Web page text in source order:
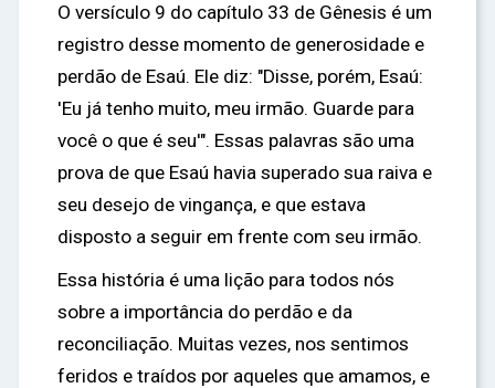
O versículo 9 do capítulo 33 de Gênesis é um
registro desse momento de generosidade e
perdão de Esaú. Ele diz: "Disse, porém, Esaú:
'Eu já tenho muito, meu irmão. Guarde para
você o que é seu'". Essas palavras são uma
prova de que Esaú havia superado sua raiva e
seu desejo de vingança, e que estava
disposto a seguir em frente com seu irmão.
Essa história é uma lição para todos nós
sobre a importância do perdão e da
reconciliação. Muitas vezes, nos sentimos
feridos e traídos por aqueles que amamos, e